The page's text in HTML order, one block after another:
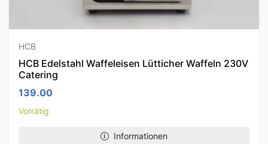
HCB
HCB Edelstahl Waffeleisen Lütticher Waffeln 230V
Catering
139.00
Vorrätig
Informationen